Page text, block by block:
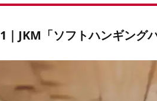
1｜JKM「ソフトハンギング